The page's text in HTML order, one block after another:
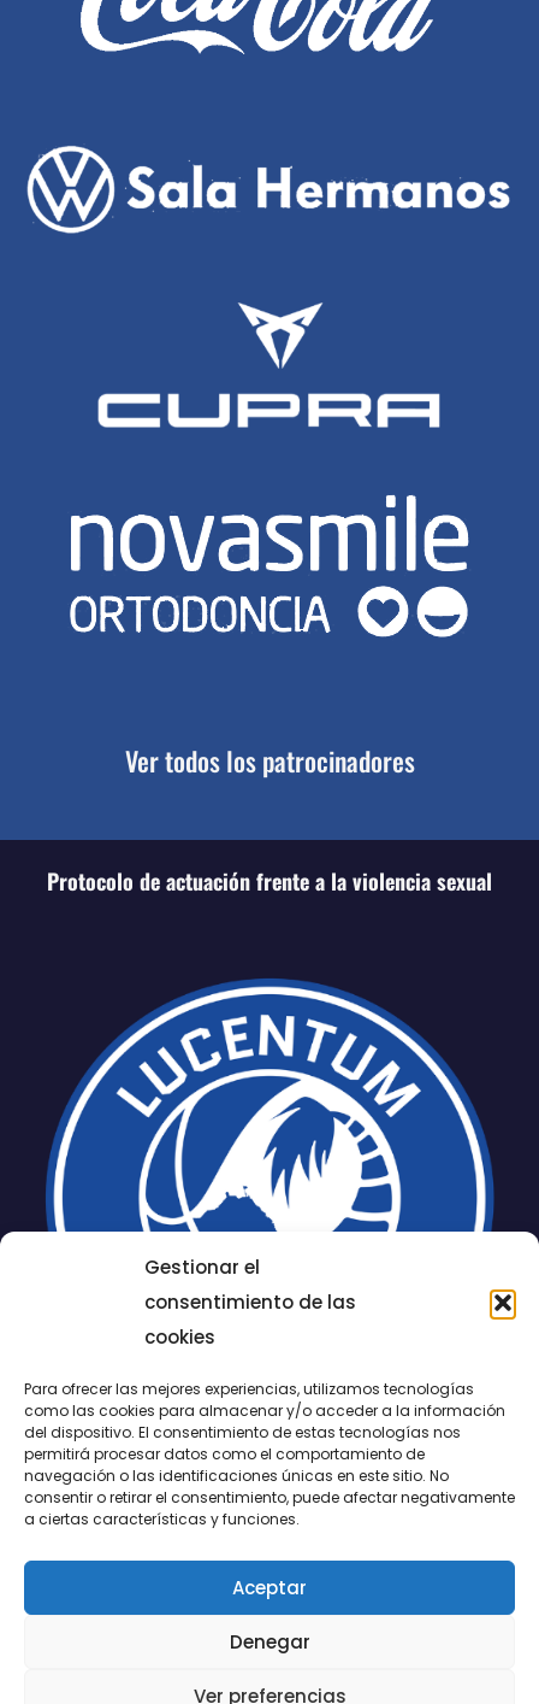
Gestionar el
consentimiento de las
cookies
Para ofrecer las mejores experiencias, utilizamos tecnologías
como las cookies para almacenar y/o acceder a la información
del dispositivo. El consentimiento de estas tecnologías nos
permitirá procesar datos como el comportamiento de
navegación o las identificaciones únicas en este sitio. No
consentir o retirar el consentimiento, puede afectar negativamente
a ciertas características y funciones.
Aceptar
Denegar
Ver preferencias
Ver todos los patrocinadores
Protocolo de actuación frente a la violencia sexual
LUCENTUM
ALICANTE
CONTACTO
@FundaciónLucentum página oficial